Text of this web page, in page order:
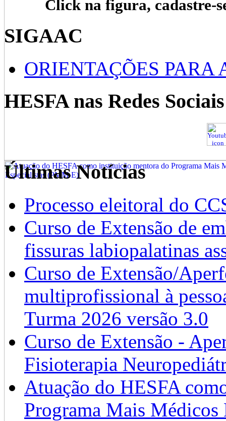
Click na figura, cadastre-
SIGAAC
ORIENTAÇÕES PARA
HESFA nas Redes Sociais
Últimas Notícias
Processo eleitoral do
Curso de Extensão de
fissuras labiopalatinas
Curso de Extensão/
multiprofissional à
Turma 2026 versão 3.0
Curso de Extensão -
Fisioterapia
Atuação do HESFA
Programa Mais